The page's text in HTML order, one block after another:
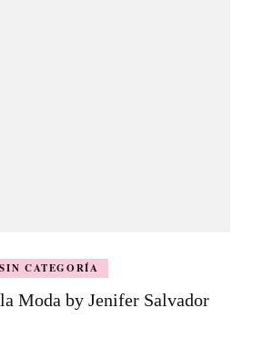
SIN CATEGORÍA
Moda by Jenifer Salvador